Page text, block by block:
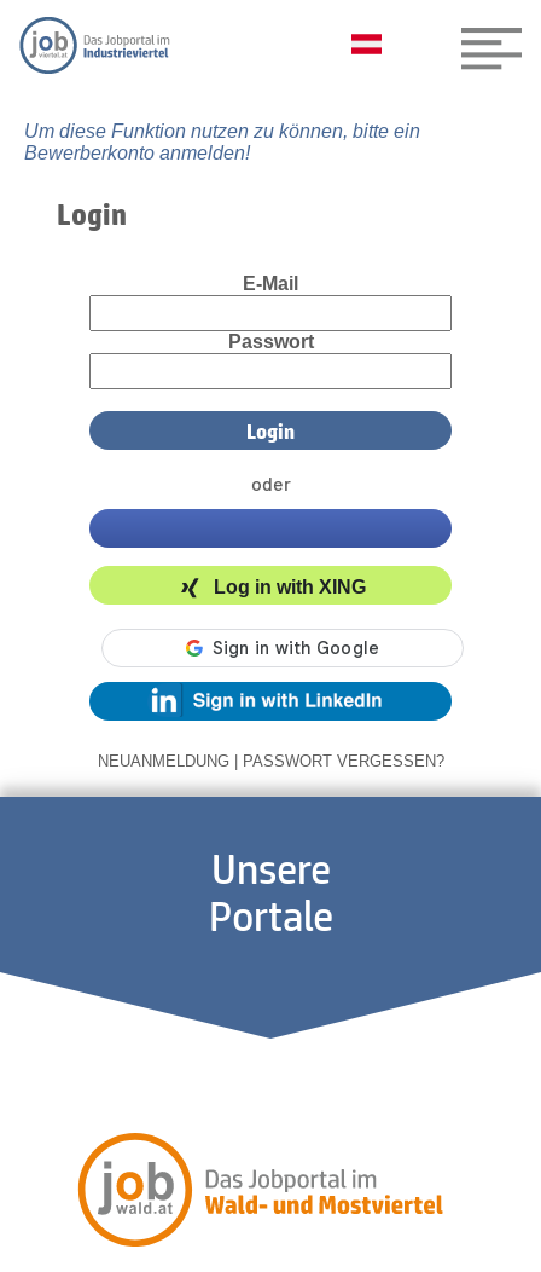
Um diese Funktion nutzen zu können, bitte ein
Bewerberkonto anmelden!
Login
E-Mail
Passwort
oder
Log in with XING
NEUANMELDUNG | PASSWORT VERGESSEN?
Unsere
Portale